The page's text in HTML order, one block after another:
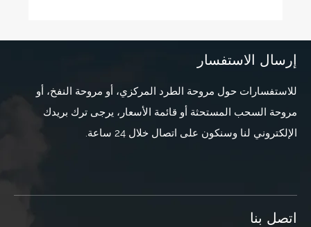
إرسال الاستفسار
للاستفسارات حول مروحة الطرد المركزي، أو مروحة النفخ، أو
مروحة السحب المستحثة أو قائمة الأسعار، يرجى ترك بريدك
الإلكتروني لنا وسنكون على اتصال خلال 24 ساعة.
اتصل بنا